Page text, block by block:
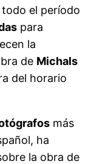
el período
para
la
de Michals
del horario
más
ha
la obra de